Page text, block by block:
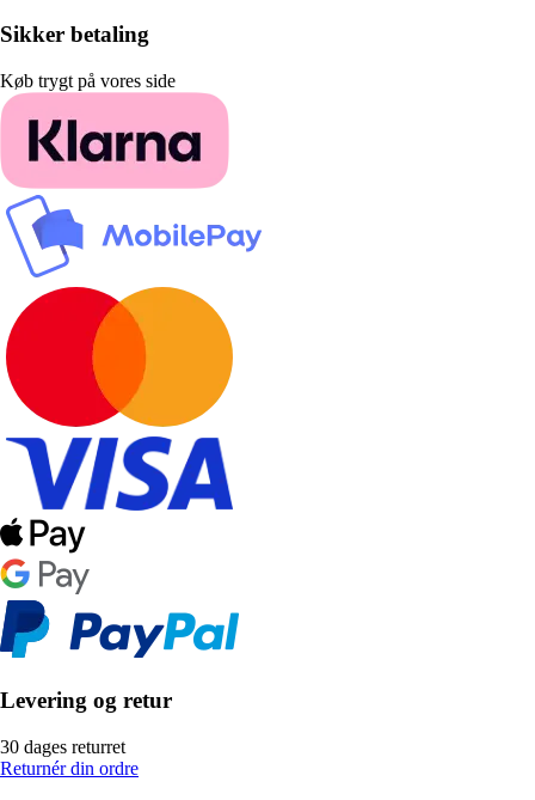
Sikker betaling
Køb trygt på vores side
Levering og retur
30 dages returret
Returnér din ordre